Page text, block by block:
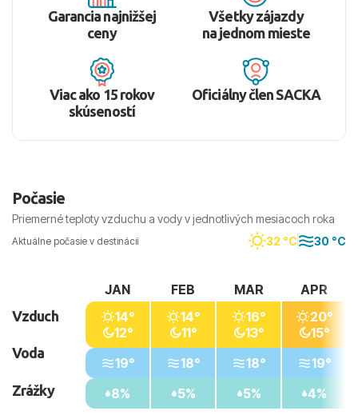
Garancia najnižšej
ceny
Všetky zájazdy
na jednom mieste
Viac ako 15 rokov
skúseností
Oficiálny člen SACKA
Počasie
Priemerné teploty vzduchu a vody v jednotlivých mesiacoch roka
Aktuálne počasie v destinácii 32 °C 30 °C
Vzduch
Voda
Zrážky
JAN
14°
12°
19°
8%
FEB
14°
11°
18°
5%
MAR
16°
13°
18°
5%
APR
20°
15°
19°
4%